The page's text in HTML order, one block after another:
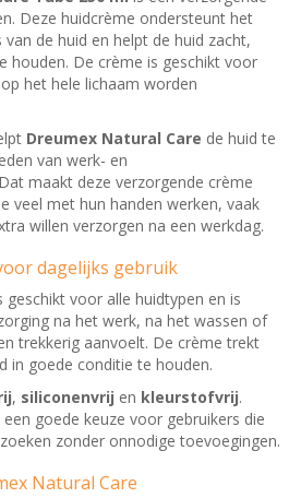
Deze huidcrème ondersteunt het
de huid en helpt de huid zacht,
houden. De crème is geschikt voor
het hele lichaam worden
Dreumex Natural Care de huid te
van werk- en
maakt deze verzorgende crème
veel met hun handen werken, vaak
willen verzorgen na een werkdag.
dagelijks gebruik
geschikt voor alle huidtypen en is
na het werk, na het wassen of
trekkerig aanvoelt. De crème trekt
in goede conditie te houden.
, siliconenvrij en kleurstofvrij.
goede keuze voor gebruikers die
zonder onnodige toevoegingen.
Natural Care